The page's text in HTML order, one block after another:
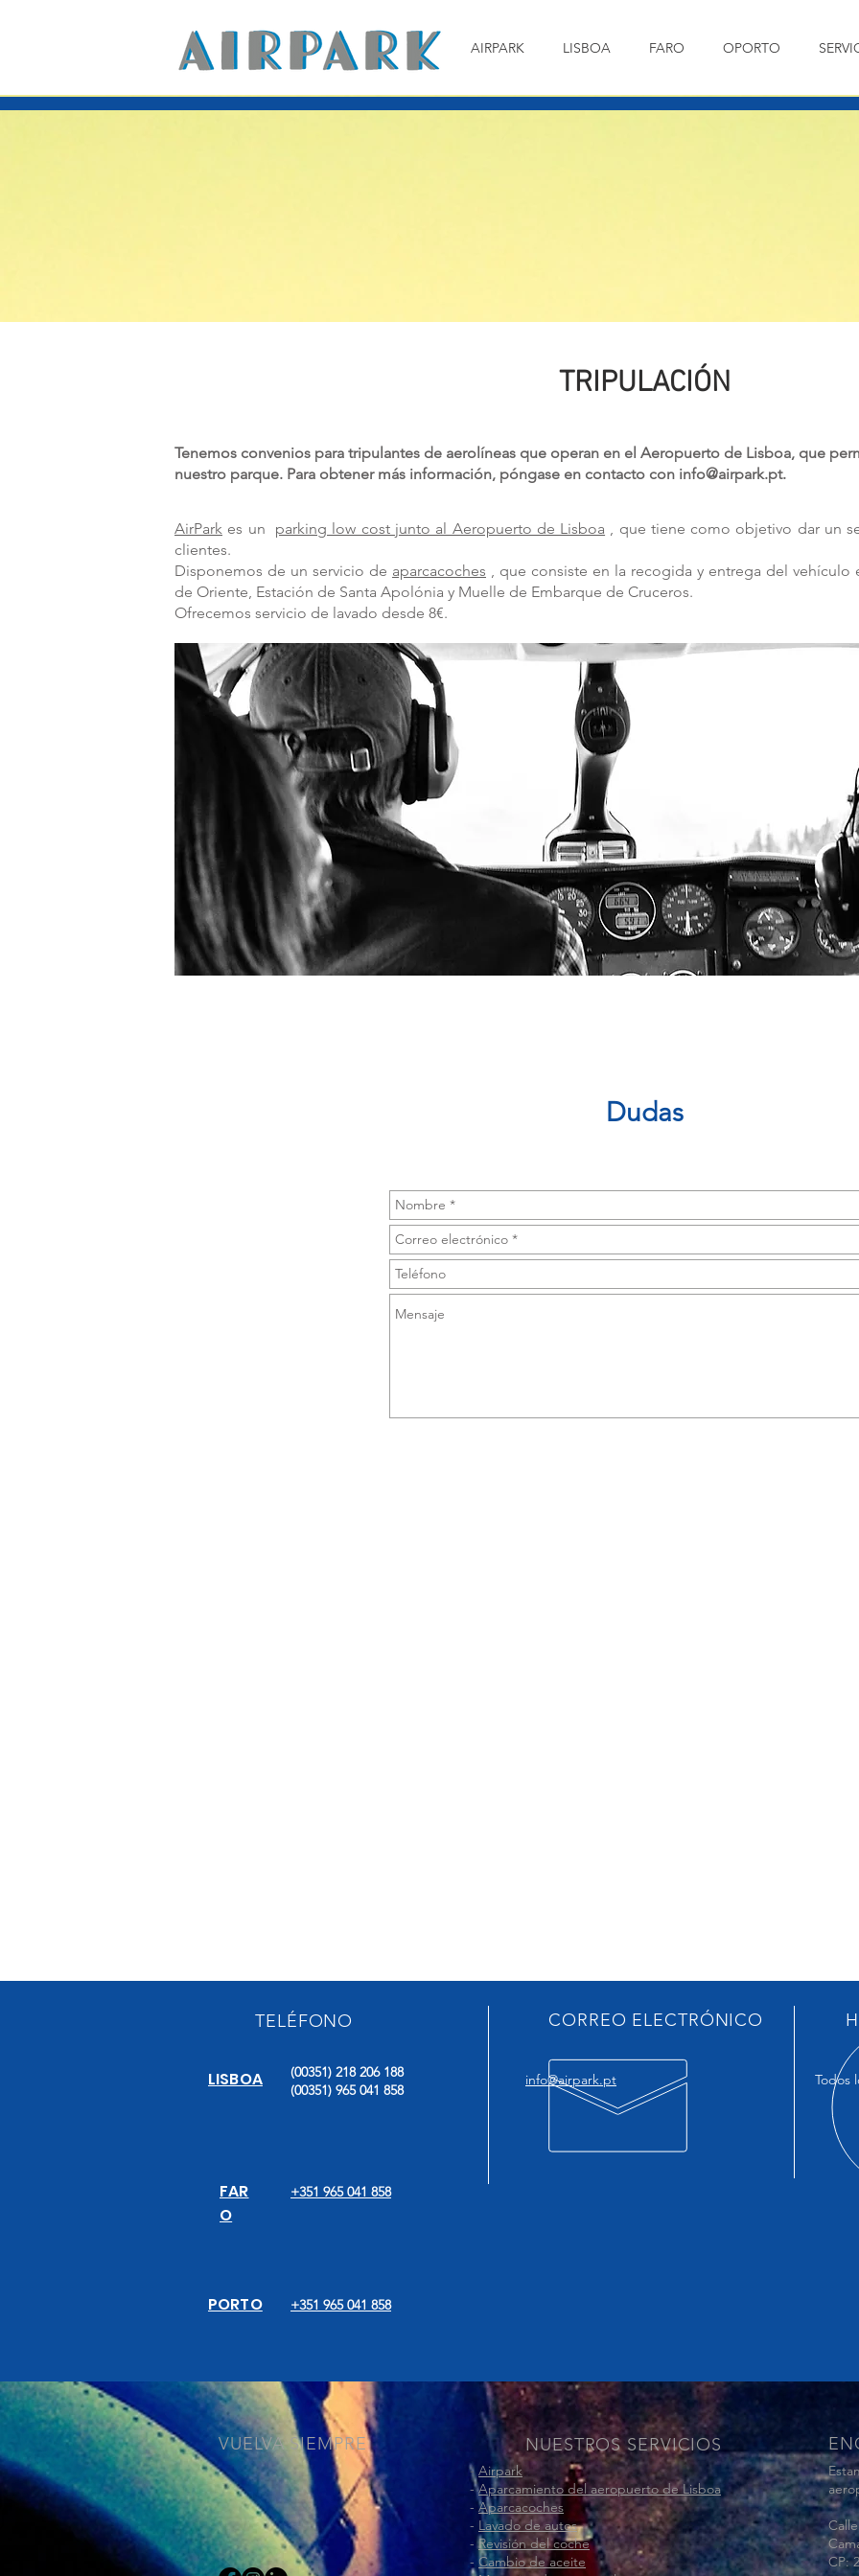
AIRPARK LISBOA FARO OPORTO
TRIPULACIÓN
Tenemos convenios para tripulantes de aerolíneas que operan en el Aeropuerto de Lisboa, que
nuestro parque. Para obtener más información, póngase en contacto con info@airpark.pt.
AirPark es un parking low cost junto al Aeropuerto de Lisboa , que tiene como objetivo dar un
clientes.
Disponemos de un servicio de aparcacoches , que consiste en la recogida y entrega del vehículo
de Oriente, Estación de Santa Apolónia y Muelle de Embarque de Cruceros.
Ofrecemos servicio de lavado desde 8€.
Dudas
TELÉFONO
LISBOA
(00351) 218 206 188
(00351) 965 041 858
FAR
O
+351 965 041 858
CORREO ELECTRÓNICO
info@airpark.pt Todos
PORTO +351 965 041 858
VUELVA SIEMPRE NUESTROS SERVICIOS
-Airpark
-Aparcamiento del aeropuerto de Lisboa
- Aparcacoches
- Lavado de autos
-Revisión del coche
- Cambio de aceite
CP: